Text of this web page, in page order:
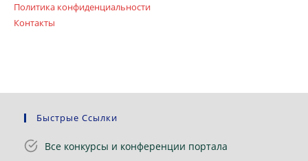
Политика конфиденциальности
Контакты
Быстрые Ссылки
Все конкурсы и конференции портала